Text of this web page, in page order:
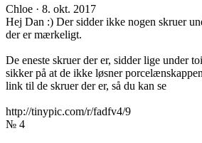
Chloe · 8. okt. 2017
Hej Dan :) Der sidder ikke nogen skruer
der er mærkeligt.
De eneste skruer der er, sidder lige under
sikker på at de ikke løsner
link til de skruer der er, så du kan se
http://tinypic.com/r/fadfv4/9
№ 4